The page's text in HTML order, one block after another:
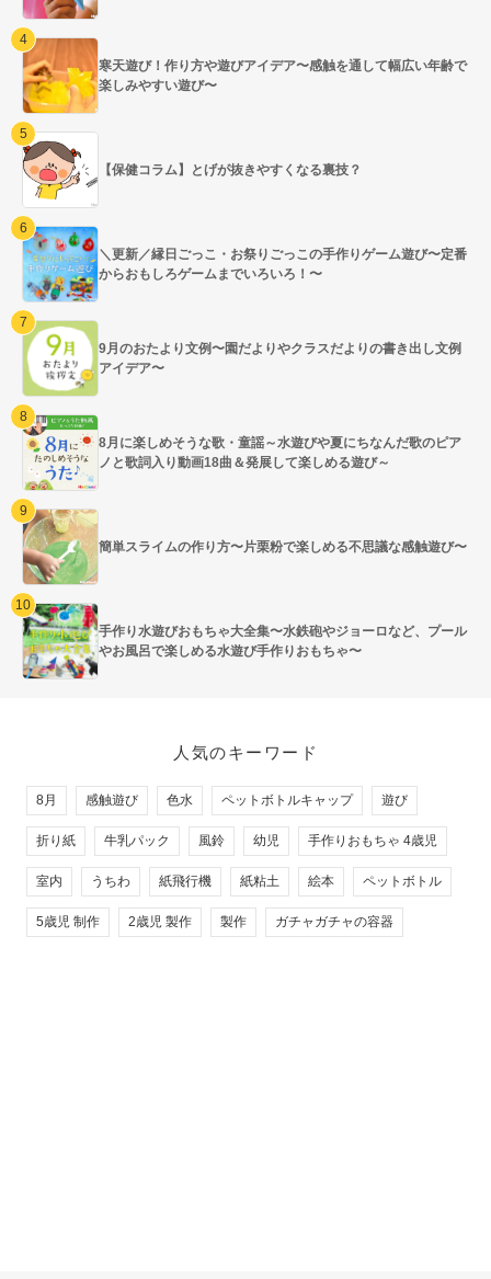
寒天遊び！作り方や遊びアイデア〜感触を通して幅広い年齢で
楽しみやすい遊び〜
【保健コラム】とげが抜きやすくなる裏技？
＼更新／縁日ごっこ・お祭りごっこの手作りゲーム遊び〜定番
からおもしろゲームまでいろいろ！〜
9月のおたより文例〜園だよりやクラスだよりの書き出し文例
アイデア〜
8月に楽しめそうな歌・童謡～水遊びや夏にちなんだ歌のピア
ノと歌詞入り動画18曲＆発展して楽しめる遊び～
簡単スライムの作り方〜片栗粉で楽しめる不思議な感触遊び〜
手作り水遊びおもちゃ大全集〜水鉄砲やジョーロなど、プール
やお風呂で楽しめる水遊び手作りおもちゃ〜
人気のキーワード
8月 感触遊び 色水 ペットボトルキャップ 遊び
折り紙 牛乳パック 風鈴 幼児 手作りおもちゃ 4歳児
室内 うちわ 紙飛行機 紙粘土 絵本 ペットボトル
5歳児 制作 2歳児 製作 製作 ガチャガチャの容器